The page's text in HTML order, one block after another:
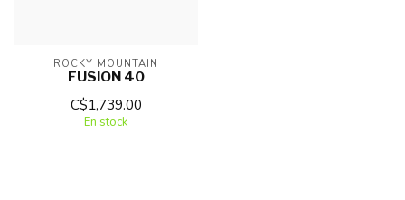
ROCKY MOUNTAIN
FUSION 40
C$1,739.00
En stock